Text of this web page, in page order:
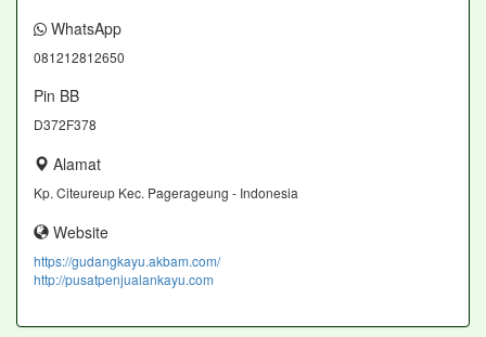
WhatsApp
081212812650
Pin BB
D372F378
Alamat
Kp. Citeureup Kec. Pagerageung - Indonesia
Website
https://gudangkayu.akbam.com/
http://pusatpenjualankayu.com